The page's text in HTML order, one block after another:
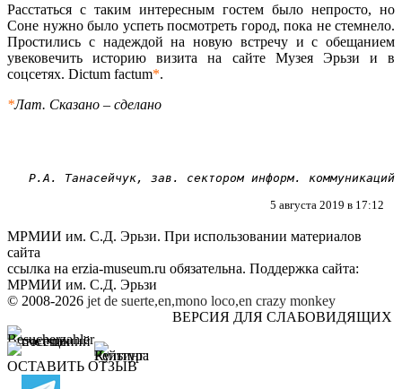
Расстаться с таким интересным гостем было непросто, но
Соне нужно было успеть посмотреть город, пока не стемнело.
Простились с надеждой на новую встречу и с обещанием
увековечить историю визита на сайте Музея Эрьзи и в
соцсетях. Dictum factum*.
*Лат. Сказано – сделано
Р.А. Танасейчук, зав. сектором информ. коммуникаций
5 августа 2019 в 17:12
МРМИИ им. С.Д. Эрьзи. При использовании материалов
сайта
ссылка на erzia-museum.ru обязательна. Поддержка сайта:
МРМИИ им. С.Д. Эрьзи
© 2008-2026 jet de suerte,en,mono loco,en crazy monkey
ВЕРСИЯ ДЛЯ СЛАБОВИДЯЩИХ
ОСТАВИТЬ ОТЗЫВ